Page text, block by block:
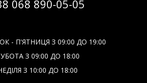
068 890-05-05
- П'ЯТНИЦЯ З 09:00 ДО 19:00
З 09:00 ДО 18:00
З 10:00 ДО 18:00